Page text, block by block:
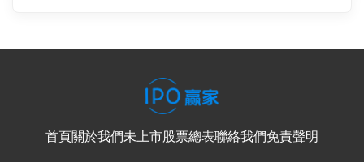
首頁關於我們未上市股票總表聯絡我們免責聲明